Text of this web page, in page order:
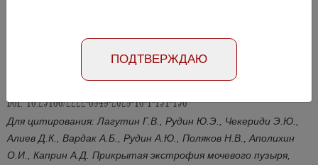
Статья на русском
Статья на английском
DOI: 10.29188/2222-8543-2025-18-1-191-198
Для цитирования: Лагутин Г.В., Рудин Ю.Э., Чекериди Э.Ю.,
Алиев Д.К., Вардак А.Б., Рудин А.Ю., Поляков Н.В., Аполихин
О.И., Каприн А.Д. Прикрытая экстрофия мочевого пузыря,
ПОДТВЕРЖДАЮ